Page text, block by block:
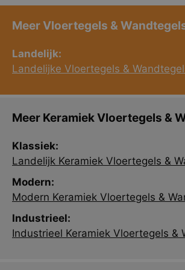
Meer Vloertegels &
Landelijk:
Landelijke Vloertegels &
Meer Keramiek Vloertegels &
Klassiek:
Landelijk Keramiek Vloertegels &
Modern:
Modern Keramiek Vloertegels &
Industrieel:
Industrieel Keramiek Vloertegels &